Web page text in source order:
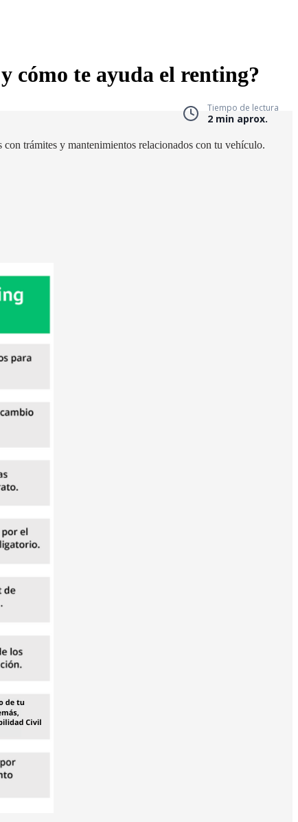
cómo te ayuda el renting?
Tiempo de lectura
2 min aprox.
trámites y mantenimientos relacionados con tu vehículo.